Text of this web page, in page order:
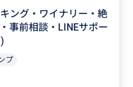
ング・ワイナリー・絶
事前相談・LINEサポー
プ